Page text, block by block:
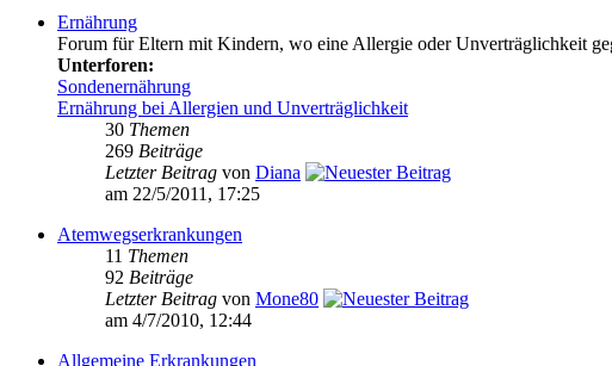
Ernährung
Forum für Eltern mit Kindern, wo eine Allergie oder Unverträglichkeit
Unterforen:
Sondenernährung
Ernährung bei Allergien und Unverträglichkeit
30 Themen
269 Beiträge
Letzter Beitrag von Diana
am 22/5/2011, 17:25
Atemwegserkrankungen
11 Themen
92 Beiträge
Letzter Beitrag von Mone80
am 4/7/2010, 12:44
Allgemeine Erkrankungen